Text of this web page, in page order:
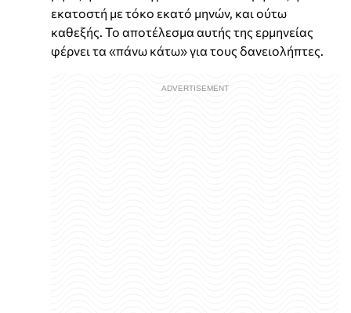
εκατοστή με τόκο εκατό μηνών, και ούτω
καθεξής. Το αποτέλεσμα αυτής της ερμηνείας
φέρνει τα «πάνω κάτω» για τους δανειολήπτες.